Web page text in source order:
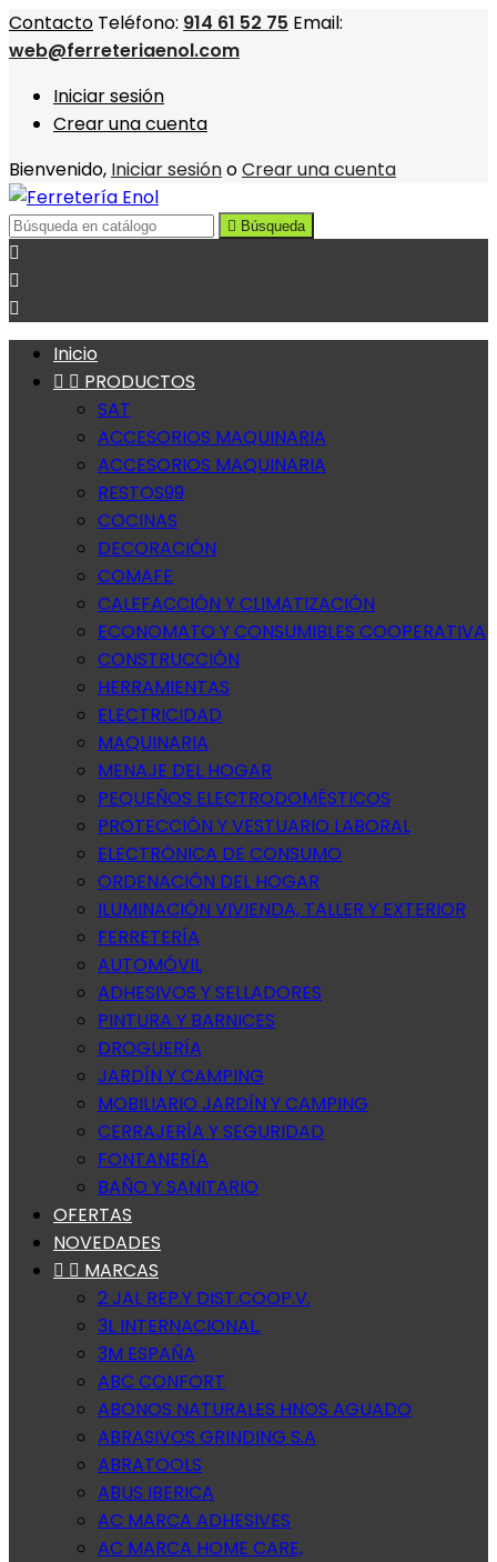
Contacto Teléfono: 914 61 52 75 Email:
web@ferreteriaenol.com
Iniciar sesión
Crear una cuenta
Bienvenido, Iniciar sesiónoCrear una cuenta
 Búsqueda



Inicio
  PRODUCTOS
SAT
ACCESORIOS MAQUINARIA
ACCESORIOS MAQUINARIA
RESTOS99
COCINAS
DECORACIÓN
COMAFE
CALEFACCIÓN Y CLIMATIZACIÓN
ECONOMATO Y CONSUMIBLES COOPERATIVA
CONSTRUCCIÓN
HERRAMIENTAS
ELECTRICIDAD
MAQUINARIA
MENAJE DEL HOGAR
PEQUEÑOS ELECTRODOMÉSTICOS
PROTECCIÓN Y VESTUARIO LABORAL
ELECTRÓNICA DE CONSUMO
ORDENACIÓN DEL HOGAR
ILUMINACIÓN VIVIENDA, TALLER Y EXTERIOR
FERRETERÍA
AUTOMÓVIL
ADHESIVOS Y SELLADORES
PINTURA Y BARNICES
DROGUERÍA
JARDÍN Y CAMPING
MOBILIARIO JARDÍN Y CAMPING
CERRAJERÍA Y SEGURIDAD
FONTANERÍA
BAÑO Y SANITARIO
OFERTAS
NOVEDADES
  MARCAS
2 JAL REP.Y DIST.COOP.V.
3L INTERNACIONAL.
3M ESPAÑA
ABC CONFORT
ABONOS NATURALES HNOS AGUADO
ABRASIVOS GRINDING S.A
ABRATOOLS
ABUS IBERICA
AC MARCA ADHESIVES
AC MARCA HOME CARE,